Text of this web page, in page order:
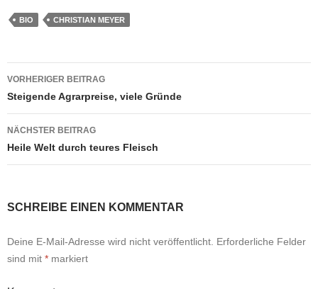
c
b
o
o
k
tt
ail at
A
p
n
er
Li
k
BIO CHRISTIAN MEYER
Beitrags-
Navigation
VORHERIGER BEITRAG
Steigende Agrarpreise, viele Gründe
NÄCHSTER BEITRAG
Heile Welt durch teures Fleisch
SCHREIBE EINEN KOMMENTAR
Deine E-Mail-Adresse wird nicht veröffentlicht. Erforderliche Felder
sind mit * markiert